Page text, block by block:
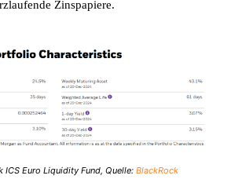
Zinspapiere.
ICS Euro Liquidity Fund, Quelle: BlackRock